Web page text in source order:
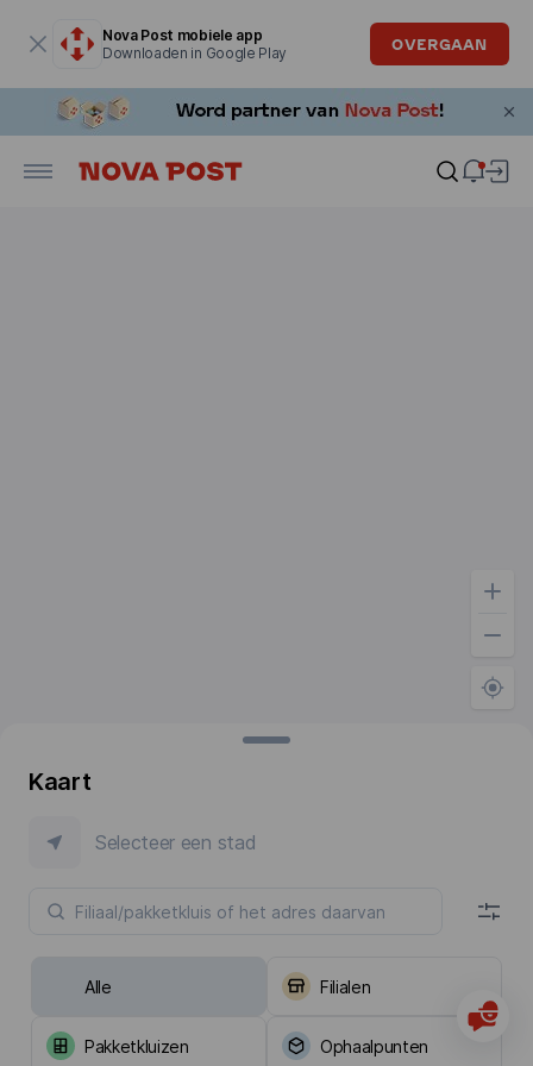
Nova Post mobiele app
Downloaden in Google Play
OVERGAAN
Kaart
Selecteer een stad
Alle Filialen
Pakketkluizen Ophaalpunten